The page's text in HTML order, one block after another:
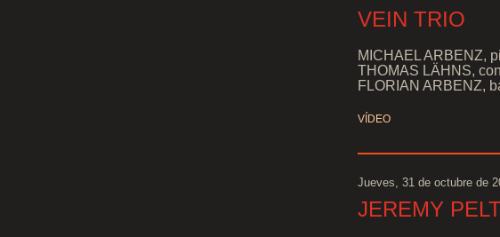
VEIN TRIO
MICHAEL ARBENZ,
THOMAS LÄHNS,
FLORIAN ARBENZ,
VÍDEO
Jueves, 31 de octubre de
JEREMY